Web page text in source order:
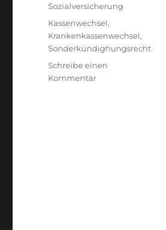
Kategorien
Sozialversicherung
Schlagwörter
Kassenwechsel,
Krankenkassenwechsel,
Sonderkündighungsrecht
Schreibe einen
Kommentarzu